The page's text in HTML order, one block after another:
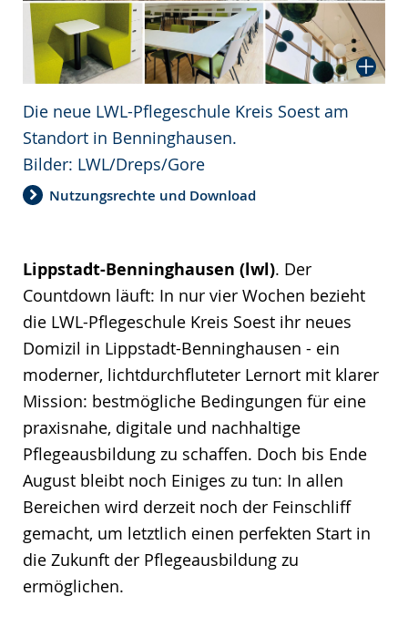
Die neue LWL-Pflegeschule Kreis Soest am
Standort in Benninghausen.
Bilder: LWL/Dreps/Gore
Nutzungsrechte und Download
Lippstadt-Benninghausen (lwl). Der
Countdown läuft: In nur vier Wochen bezieht
die LWL-Pflegeschule Kreis Soest ihr neues
Domizil in Lippstadt-Benninghausen - ein
moderner, lichtdurchfluteter Lernort mit klarer
Mission: bestmögliche Bedingungen für eine
praxisnahe, digitale und nachhaltige
Pflegeausbildung zu schaffen. Doch bis Ende
August bleibt noch Einiges zu tun: In allen
Bereichen wird derzeit noch der Feinschliff
gemacht, um letztlich einen perfekten Start in
die Zukunft der Pflegeausbildung zu
ermöglichen.